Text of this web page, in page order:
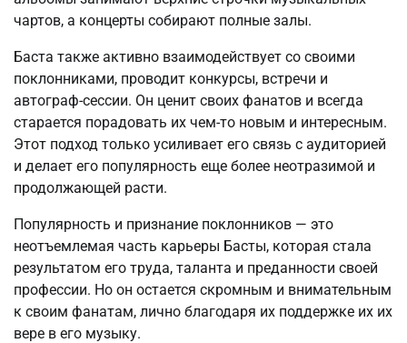
чартов, а концерты собирают полные залы.
Баста также активно взаимодействует со своими
поклонниками, проводит конкурсы, встречи и
автограф-сессии. Он ценит своих фанатов и всегда
старается порадовать их чем-то новым и интересным.
Этот подход только усиливает его связь с аудиторией
и делает его популярность еще более неотразимой и
продолжающей расти.
Популярность и признание поклонников — это
неотъемлемая часть карьеры Басты, которая стала
результатом его труда, таланта и преданности своей
профессии. Но он остается скромным и внимательным
к своим фанатам, лично благодаря их поддержке их их
вере в его музыку.